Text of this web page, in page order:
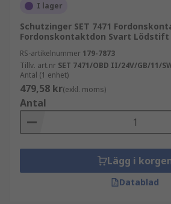
I lager
Schutzinger SET 7471
Fordonskontaktdon Svart Lödstift
RS-artikelnummer 179-7873
Tillv. art.nr SET 7471/OBD II/24V/GB/11/
Antal (1 enhet)
479,58 kr(exkl. moms)
Antal
Lägg i
Datablad